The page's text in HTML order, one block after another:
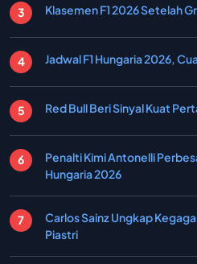
Klasemen F1 2026 Setelah
Jadwal F1 Hungaria 2026,
Red Bull Beri Sinyal Kuat
Penalti Kimi Antonelli
Hungaria 2026
Carlos Sainz Ungkap
Piastri